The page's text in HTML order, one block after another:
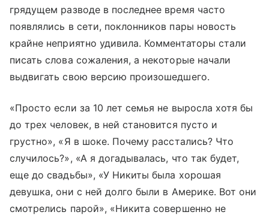
грядущем разводе в последнее время часто
появлялись в сети, поклонников пары новость
крайне неприятно удивила. Комментаторы стали
писать слова сожаления, а некоторые начали
выдвигать свою версию произошедшего.
«Просто если за 10 лет семья не выросла хотя бы
до трех человек, в ней становится пусто и
грустно», «Я в шоке. Почему расстались? Что
случилось?», «А я догадывалась, что так будет,
еще до свадьбы», «У Никиты была хорошая
девушка, они с ней долго были в Америке. Вот они
смотрелись парой», «Никита совершенно не